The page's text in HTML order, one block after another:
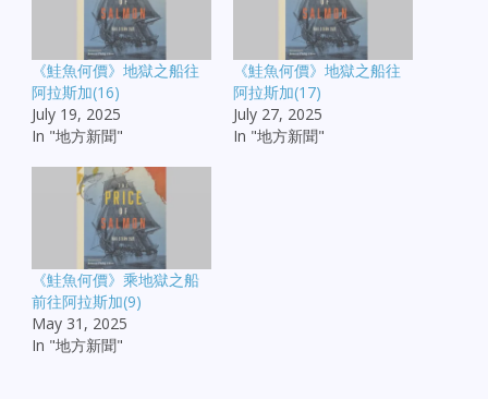
《鮭魚何價》地獄之船往
阿拉斯加(16)
July 19, 2025
In "地方新聞"
《鮭魚何價》地獄之船往
阿拉斯加(17)
July 27, 2025
In "地方新聞"
《鮭魚何價》乘地獄之船
前往阿拉斯加(9)
May 31, 2025
In "地方新聞"